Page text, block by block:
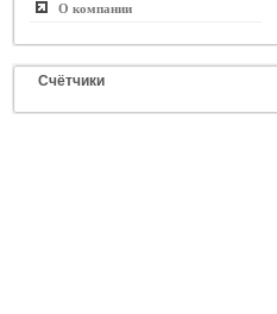
О компании
Счётчики